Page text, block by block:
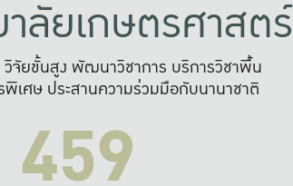
ลัยเกษตรศาสตร์
จัยขั้นสูง พัฒนาวิชาการ บริการวิชาพื้น
พิเศษ ประสานความร่วมมือกับนานาชาติ
459